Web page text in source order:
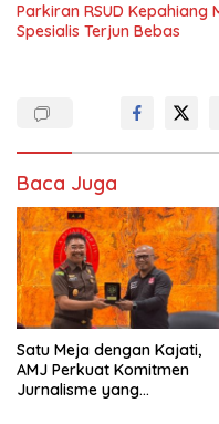
Parkiran RSUD Kepahiang
Spesialis Terjun Bebas
Baca Juga
Satu Meja dengan Kajati,
AMJ Perkuat Komitmen
Jurnalisme yang